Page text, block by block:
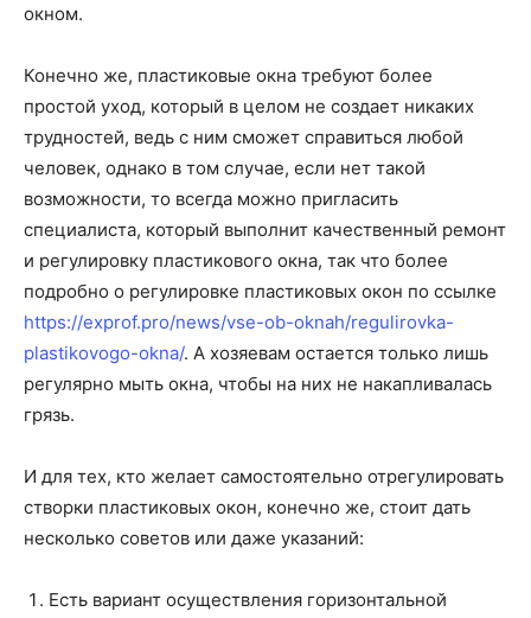
окном.
Конечно же, пластиковые окна требуют более
простой уход, который в целом не создает никаких
трудностей, ведь с ним сможет справиться любой
человек, однако в том случае, если нет такой
возможности, то всегда можно пригласить
специалиста, который выполнит качественный ремонт
и регулировку пластикового окна, так что более
подробно о регулировке пластиковых окон по ссылке
https://exprof.pro/news/vse-ob-oknah/regulirovka-
plastikovogo-okna/. А хозяевам остается только лишь
регулярно мыть окна, чтобы на них не накапливалась
грязь.
И для тех, кто желает самостоятельно отрегулировать
створки пластиковых окон, конечно же, стоит дать
несколько советов или даже указаний:
Есть вариант осуществления горизонтальной